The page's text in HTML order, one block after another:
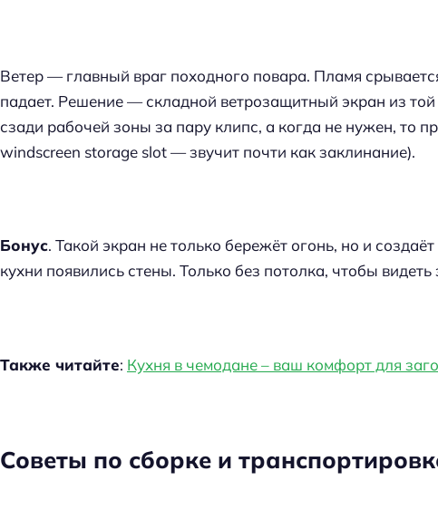
Ветер — главный враг походного повара. Пламя
падает. Решение — складной ветрозащитный экран из
сзади рабочей зоны за пару клипс, а когда не нужен, то
windscreen storage slot — звучит почти как заклинание).
Бонус. Такой экран не только бережёт огонь, но и
кухни появились стены. Только без потолка, чтобы
Также читайте: Кухня в чемодане – ваш комфорт для
Советы по сборке и